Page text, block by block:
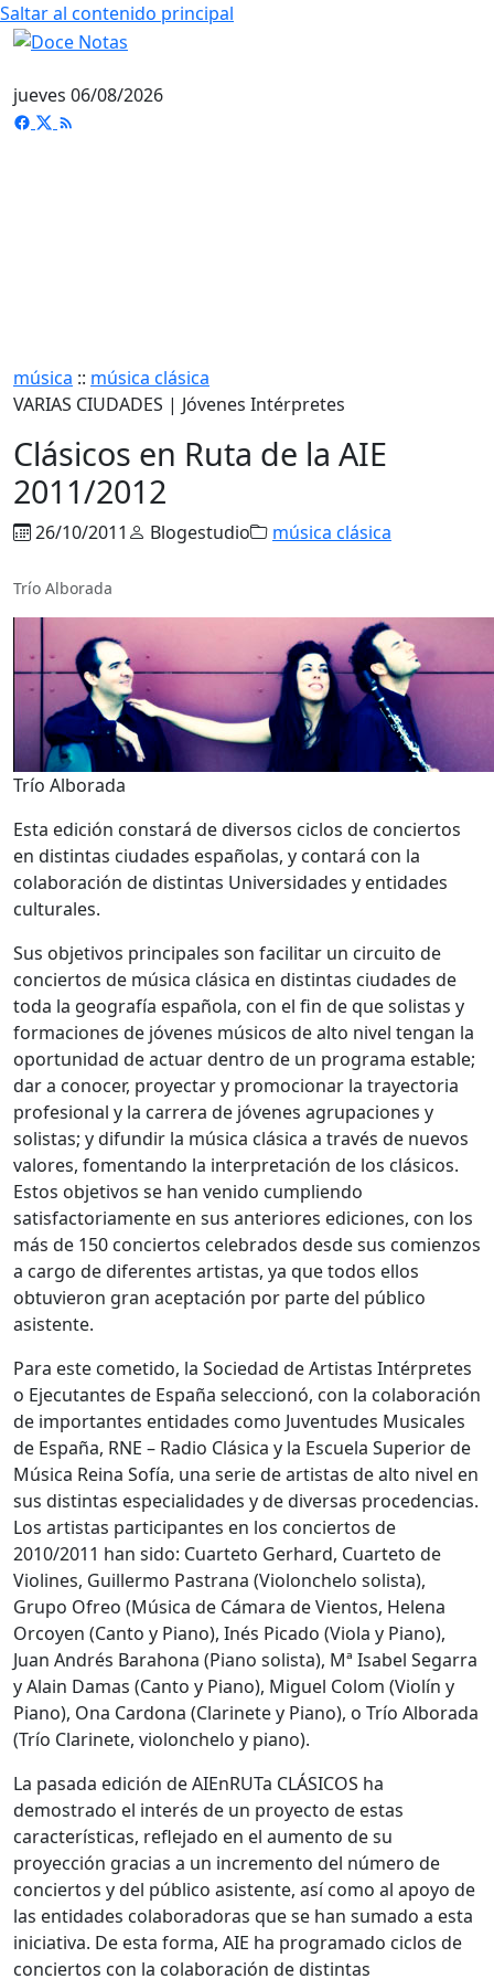
Saltar al contenido principal
jueves 06/08/2026
música :: música clásica
VARIAS CIUDADES | Jóvenes Intérpretes
Clásicos en Ruta de la AIE
2011/2012
26/10/2011 Blogestudio música clásica
Trío Alborada
Trío Alborada
Esta edición constará de diversos ciclos de conciertos
en distintas ciudades españolas, y contará con la
colaboración de distintas Universidades y entidades
culturales.
Sus objetivos principales son facilitar un circuito de
conciertos de música clásica en distintas ciudades de
toda la geografía española, con el fin de que solistas y
formaciones de jóvenes músicos de alto nivel tengan la
oportunidad de actuar dentro de un programa estable;
dar a conocer, proyectar y promocionar la trayectoria
profesional y la carrera de jóvenes agrupaciones y
solistas; y difundir la música clásica a través de nuevos
valores, fomentando la interpretación de los clásicos.
Estos objetivos se han venido cumpliendo
satisfactoriamente en sus anteriores ediciones, con los
más de 150 conciertos celebrados desde sus comienzos
a cargo de diferentes artistas, ya que todos ellos
obtuvieron gran aceptación por parte del público
asistente.
Para este cometido, la Sociedad de Artistas Intérpretes
o Ejecutantes de España seleccionó, con la colaboración
de importantes entidades como Juventudes Musicales
de España, RNE – Radio Clásica y la Escuela Superior de
Música Reina Sofía, una serie de artistas de alto nivel en
sus distintas especialidades y de diversas procedencias.
Los artistas participantes en los conciertos de
2010/2011 han sido: Cuarteto Gerhard, Cuarteto de
Violines, Guillermo Pastrana (Violonchelo solista),
Grupo Ofreo (Música de Cámara de Vientos, Helena
Orcoyen (Canto y Piano), Inés Picado (Viola y Piano),
Juan Andrés Barahona (Piano solista), Mª Isabel Segarra
y Alain Damas (Canto y Piano), Miguel Colom (Violín y
Piano), Ona Cardona (Clarinete y Piano), o Trío Alborada
(Trío Clarinete, violonchelo y piano).
La pasada edición de AIEnRUTa CLÁSICOS ha
demostrado el interés de un proyecto de estas
características, reflejado en el aumento de su
proyección gracias a un incremento del número de
conciertos y del público asistente, así como al apoyo de
las entidades colaboradoras que se han sumado a esta
iniciativa. De esta forma, AIE ha programado ciclos de
conciertos con la colaboración de distintas